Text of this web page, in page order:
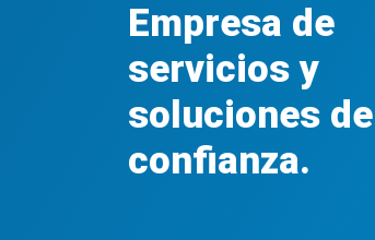
Empresa de
servicios y
soluciones de
confianza.